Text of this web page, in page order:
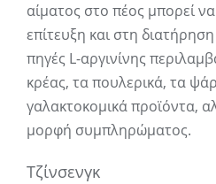
αίματος στο πέος μπορεί
επίτευξη και στη
πηγές L-αργινίνης
κρέας, τα πουλερικά, τα
γαλακτοκομικά προϊόντα,
μορφή συμπληρώματος.
Τζίνσενγκ